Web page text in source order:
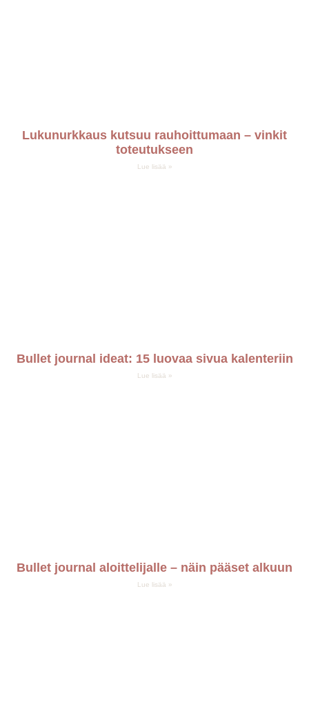
Lukunurkkaus kutsuu rauhoittumaan – vinkit
toteutukseen
Lue lisää »
Bullet journal ideat: 15 luovaa sivua kalenteriin
Lue lisää »
Bullet journal aloittelijalle – näin pääset alkuun
Lue lisää »